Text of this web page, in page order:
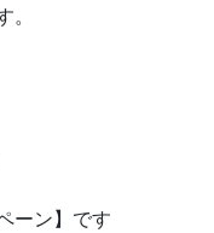
ーン】です